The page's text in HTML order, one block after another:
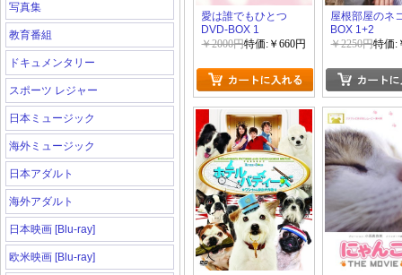
写真集
教育番組
ドキュメンタリー
スポーツ レジャー
日本ミュージック
海外ミュージック
日本アダルト
海外アダルト
日本映画 [Blu-ray]
欧米映画 [Blu-ray]
愛は誰でもひとつ
DVD-BOX 1
￥2000円特価:￥660円
屋根部屋のネ
BOX 1+2
￥2250円特価: